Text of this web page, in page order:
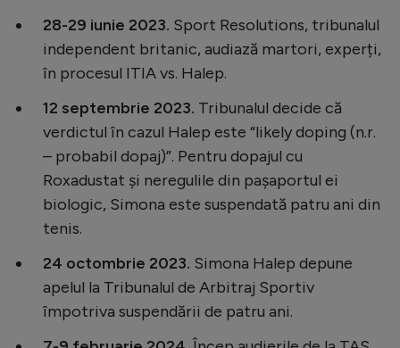
28-29 iunie 2023. Sport Resolutions, tribunalul
independent britanic, audiază martori, experți,
în procesul ITIA vs. Halep.
12 septembrie 2023. Tribunalul decide că
verdictul în cazul Halep este “likely doping (n.r.
– probabil dopaj)”. Pentru dopajul cu
Roxadustat și neregulile din pașaportul ei
biologic, Simona este suspendată patru ani din
tenis.
24 octombrie 2023. Simona Halep depune
apelul la Tribunalul de Arbitraj Sportiv
împotriva suspendării de patru ani.